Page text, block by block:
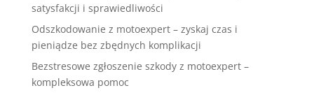
satysfakcji i sprawiedliwości
Odszkodowanie z motoexpert – zyskaj czas i
pieniądze bez zbędnych komplikacji
Bezstresowe zgłoszenie szkody z motoexpert –
kompleksowa pomoc